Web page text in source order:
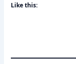
Like this: